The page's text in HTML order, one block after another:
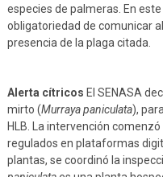
especies de palmeras. En
obligatoriedad de comunicar
presencia de la plaga citada.
Alerta cítricos El SENASA
mirto (Murraya paniculata),
HLB. La intervención
regulados en plataformas
plantas, se coordinó la